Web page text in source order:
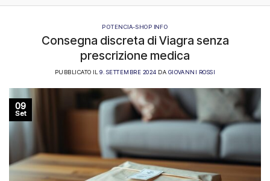
POTENCIA-SHOP INFO
Consegna discreta di Viagra senza
prescrizione medica
PUBBLICATO IL9. SETTEMBRE 2024 DA GIOVANNI ROSSI
09
Set